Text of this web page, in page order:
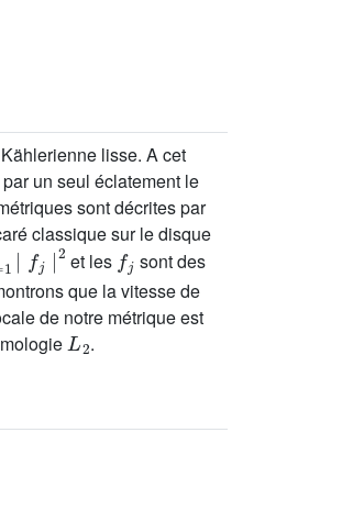
lisse. A cet
un seul éclatement le
sont décrites par
classique sur le disque
fj∣2
et les
fj
sont des
que la vitesse de
de notre métrique est
L2
.